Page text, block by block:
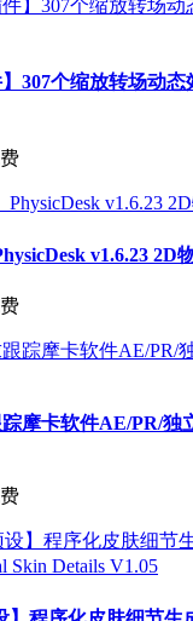
】307个缩放转场动
v1.6.23 2D
摩卡软件AE/PR/独